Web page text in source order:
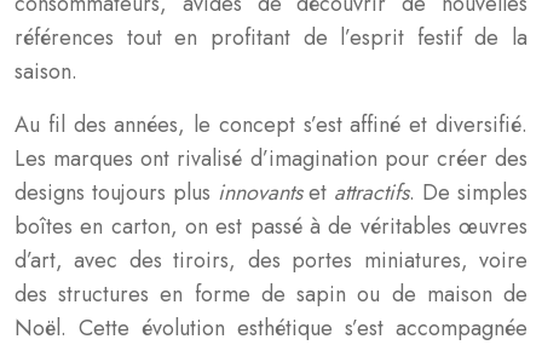
références tout en profitant de l’esprit festif de la
saison.
Au fil des années, le concept s’est affiné et diversifié.
Les marques ont rivalisé d’imagination pour créer des
designs toujours plus innovantset attractifs. De simples
boîtes en carton, on est passé à de véritables œuvres
d’art, avec des tiroirs, des portes miniatures, voire
des structures en forme de sapin ou de maison de
Noël. Cette évolution esthétique s’est accompagnée